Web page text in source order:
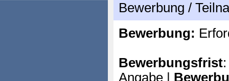
Bewerbung /
Bewerbung:
Bewerbungsfrist
Angabe |